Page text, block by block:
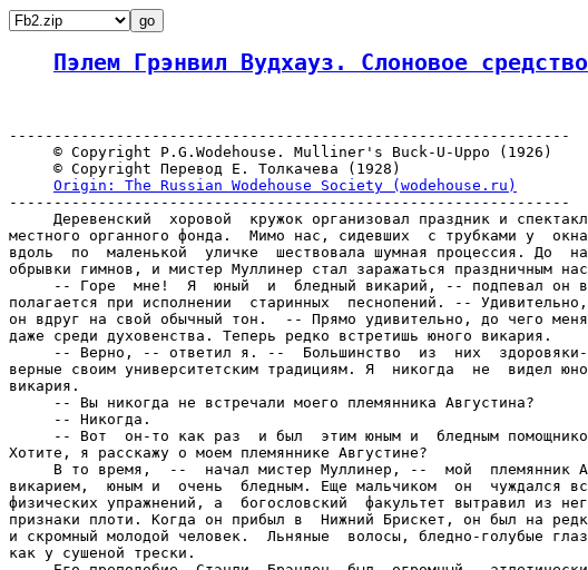
Пэлем Грэнвил Вудхауз. Слоновое средство
---------------------------------------------------------------
     © Copyright P.G.Wodehouse. Mulliner's Buck-U-Uppo (1926)
     © Copyright Перевод Е. Толкачева (1928)
Origin: The Russian Wodehouse Society (wodehouse.ru)